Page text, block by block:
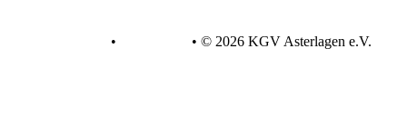
• • © 2026 KGV Asterlagen e.V.